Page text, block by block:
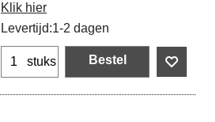
Klik hier
Levertijd:1-2 dagen
stuks Bestel